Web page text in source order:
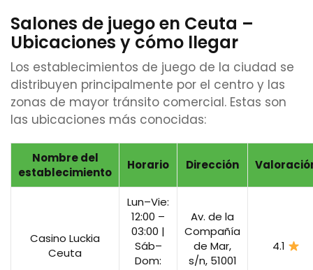
Salones de juego en Ceuta –
Ubicaciones y cómo llegar
Los establecimientos de juego de la ciudad se
distribuyen principalmente por el centro y las
zonas de mayor tránsito comercial. Estas son
las ubicaciones más conocidas:
Nombre del
establecimiento
Horario Dirección
Casino Luckia
Ceuta
Lun–Vie:
12:00 –
03:00 |
Sáb–
Dom:
Av. de la
Compañía
de Mar,
s/n, 51001
4.1